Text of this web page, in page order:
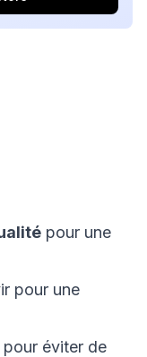
pour une
pour une
éviter de